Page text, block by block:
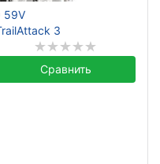
59V
3
Сравнить